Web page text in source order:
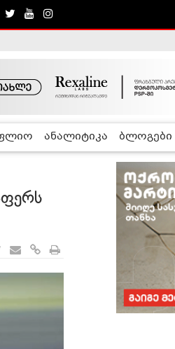
ანალიტიკა ბლოგები